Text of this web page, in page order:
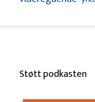
Støtt podkasten